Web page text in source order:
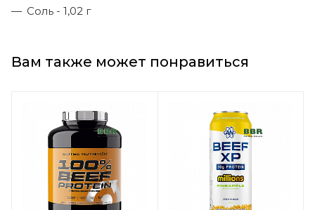
Соль - 1,02 г
Вам также может понравиться